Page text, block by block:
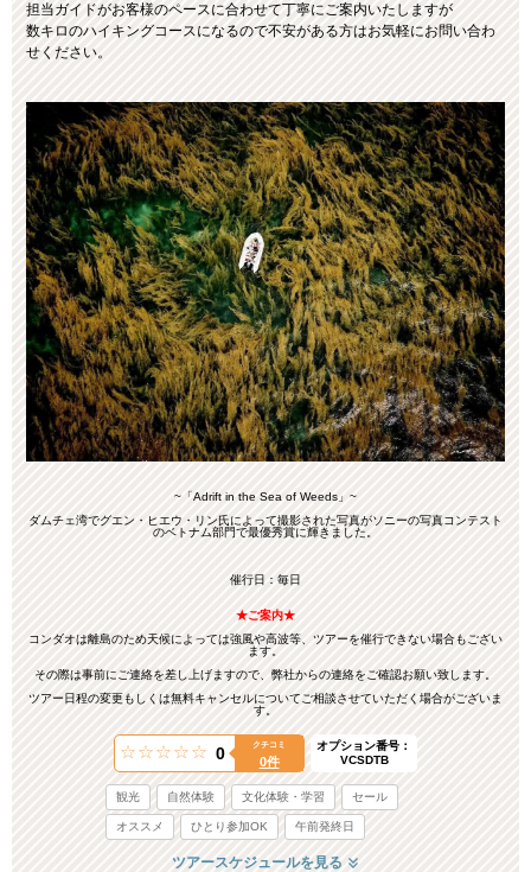
担当ガイドがお客様のペースに合わせて丁寧にご案内いたしますが
数キロのハイキングコースになるので不安がある方はお気軽にお問い合わ
せください。
~「Adrift in the Sea of Weeds」~
ダムチェ湾でグエン・ヒエウ・リン氏によって撮影された写真がソニーの写真コンテスト
のベトナム部門で最優秀賞に輝きました。
催行日：毎日
★ご案内★
コンダオは離島のため天候によっては強風や高波等、ツアーを催行できない場合もござい
ます。
その際は事前にご連絡を差し上げますので、弊社からの連絡をご確認お願い致します。
ツアー日程の変更もしくは無料キャンセルについてご相談させていただく場合がございま
す。
0 クチコミ
0件
オプション番号：
VCSDTB
観光 自然体験 文化体験・学習 セール
オススメ ひとり参加OK 午前発終日
ツアースケジュールを見る